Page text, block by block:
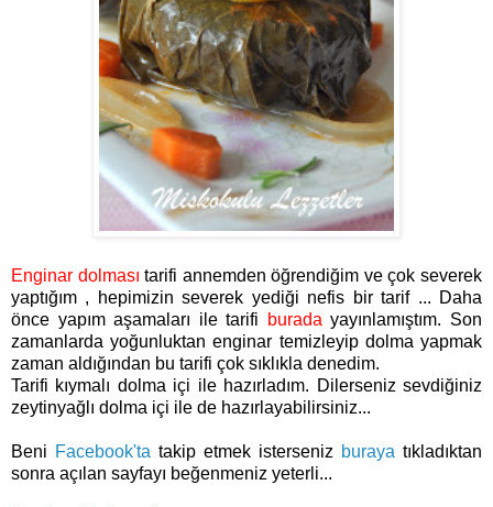
Enginar dolması tarifi annemden öğrendiğim ve çok severek
yaptığım , hepimizin severek yediği nefis bir tarif ... Daha
önce yapım aşamaları ile tarifi
burada yayınlamıştım. Son
zamanlarda yoğunluktan enginar temizleyip dolma yapmak
zaman aldığından bu tarifi çok sıklıkla denedim.
Tarifi kıymalı dolma içi ile hazırladım. Dilerseniz sevdiğiniz
zeytinyağlı dolma içi ile de hazırlayabilirsiniz...
Beni Facebook'ta takip etmek isterseniz buraya tıkladıktan
sonra açılan sayfayı beğenmeniz yeterli...